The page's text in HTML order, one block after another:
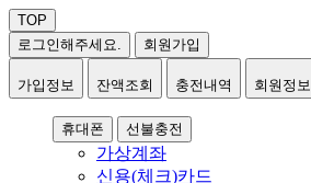
TOP
로그인해주세요. 회원가입
가입정보 잔액조회 충전내역 회원정보
휴대폰 선불충전
가상계좌
신용(체크)카드